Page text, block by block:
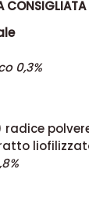
radice